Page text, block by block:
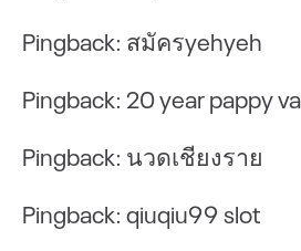
Pingback: สมัครyehyeh
Pingback: 20 year pappy
Pingback: นวดเชียงราย
Pingback: qiuqiu99 slot